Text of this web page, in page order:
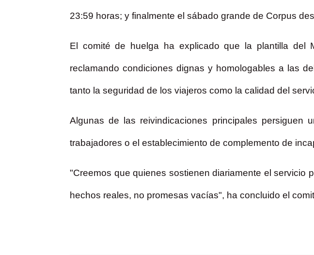
23:59 horas; y finalmente el sábado grande de Corpus
El comité de huelga ha explicado que la plantilla del
reclamando condiciones dignas y homologables a las
tanto la seguridad de los viajeros como la calidad del
Algunas de las reivindicaciones principales persiguen
trabajadores o el establecimiento de complemento de
"Creemos que quienes sostienen diariamente el servicio
hechos reales, no promesas vacías", ha concluido el